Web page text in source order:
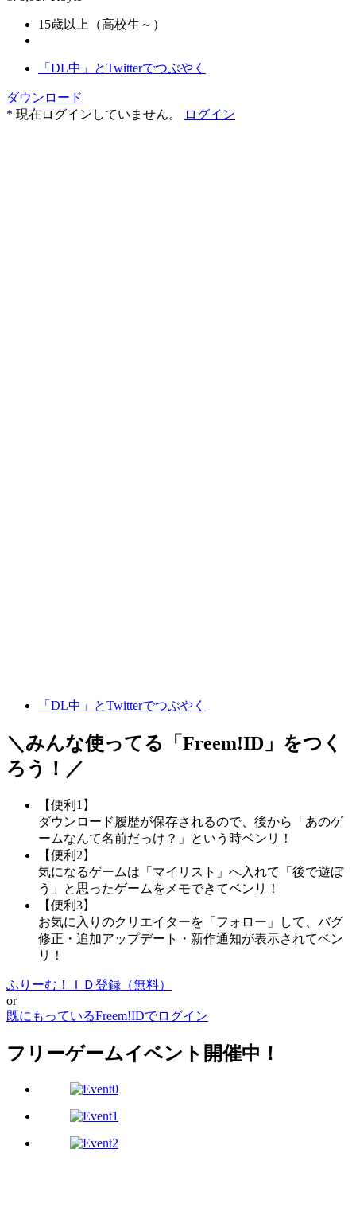
15歳以上（高校生～）
「DL中」とTwitterでつぶやく
ダウンロード
* 現在ログインしていません。
ログイン
「DL中」とTwitterでつぶやく
＼みんな使ってる「 Freem!ID 」をつく
ろう！／
【便利1】
ダウンロード履歴が保存されるので、後から「あのゲ
ームなんて名前だっけ？」という時ベンリ！
【便利2】
気になるゲームは「マイリスト」へ入れて「後で遊ぼ
う」と思ったゲームをメモできてベンリ！
【便利3】
お気に入りのクリエイターを「フォロー」して、バグ
修正・追加アップデート・新作通知が表示されてベン
リ！
ふりーむ！ＩＤ登録（無料）
or
既にもっているFreem!IDでログイン
フリーゲームイベント開催中！